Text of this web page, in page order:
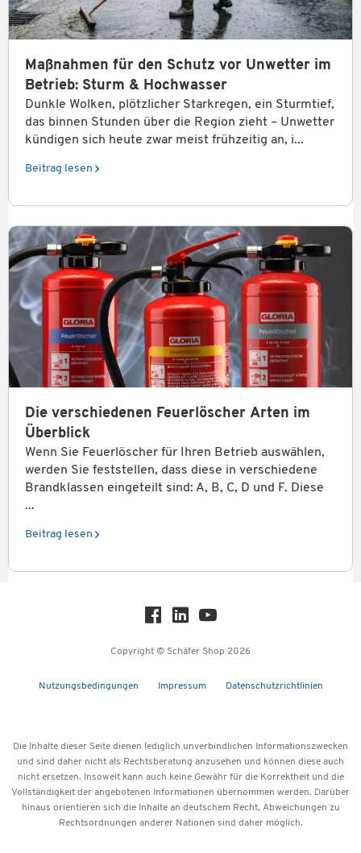
Maßnahmen für den Schutz vor Unwetter im
Betrieb: Sturm & Hochwasser
Dunkle Wolken, plötzlicher Starkregen, ein Sturmtief,
das binnen Stunden über die Region zieht – Unwetter
kündigen sich heute zwar meist frühzeitig an, i...
Beitrag lesen
Die verschiedenen Feuerlöscher Arten im
Überblick
Wenn Sie Feuerlöscher für Ihren Betrieb auswählen,
werden Sie feststellen, dass diese in verschiedene
Brandklassen eingeteilt sind: A, B, C, D und F. Diese
...
Beitrag lesen
Copyright © Schäfer Shop 2026
Nutzungsbedingungen Impressum Datenschutzrichtlinien
Die Inhalte dieser Seite dienen lediglich unverbindlichen Informationszwecken
und sind daher nicht als Rechtsberatung anzusehen und können diese auch
nicht ersetzen. Insoweit kann auch keine Gewähr für die Korrektheit und die
Vollständigkeit der angebotenen Informationen übernommen werden. Darüber
hinaus orientieren sich die Inhalte an deutschem Recht, Abweichungen zu
Rechtsordnungen anderer Nationen sind daher möglich.